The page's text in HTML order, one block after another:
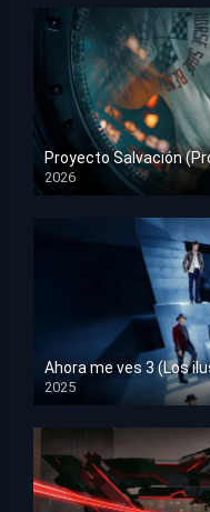
Proyecto Salvación
2026
HD 1080p
Ahora me ves 3 (Los
2025
HD 1080p